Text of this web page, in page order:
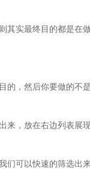
其实最终目的都是在
的，然后你要做的不
来，放在右边列表展现
们可以快速的筛选出